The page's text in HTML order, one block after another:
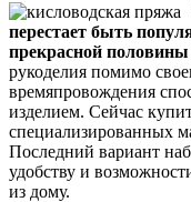
перестает быть
прекрасной половины
рукоделия помимо
времяпровождения
изделием. Сейчас
специализированных
Последний вариант
удобству и
из дому.